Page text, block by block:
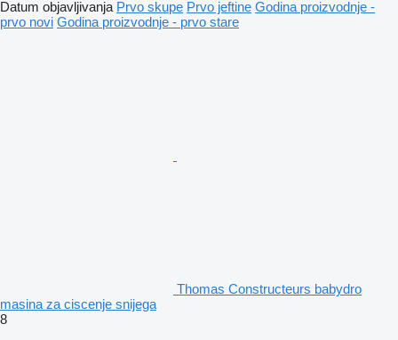
Datum objavljivanja Prvo skupe Prvo jeftine Godina proizvodnje -
prvo novi Godina proizvodnje - prvo stare
Thomas Constructeurs babydro
masina za ciscenje snijega
8